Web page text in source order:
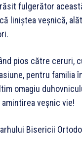
fulgerător
liniștea veșnică,
pios către ceruri,
pentru familia
omagiu
veșnic vie!
Bisericii